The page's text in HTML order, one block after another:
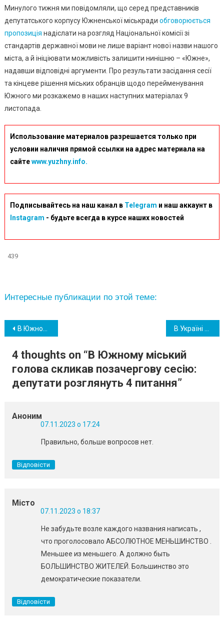
Минулого тижня ми повідомляли, що серед представників
депутатського корпусу Южненської міськради обговорюється
пропозиція надіслати на розгляд Національної комісії зі
стандартів державної мови не лише варіант нової назви нашого
міста, а й ініціювати можливість залишити нинішню – «Южне»,
надавши відповідні аргументи. Про результати засідання сесії
та кінцеве рішення міських обранців щодо перейменування
Южного ми розкажемо в наших наступних матеріалах 9
листопада.
Использование материалов разрешается только при
условии наличия прямой ссылки на адрес материала на
сайтеwww.yuzhny.info.
Подписывайтесь на наш канал в Telegram и наш аккаунт в
Instagram - будьте всегда в курсе наших новостей
439
Интересные публикации по этой теме:
Навігація
записів
В Южному озвучили, скільки немовлят народилося в жовтні цього року В Україні почала діяти заборона на феєрверки та петарди
4 thoughts on “ В Южному міський
голова скликав позачергову сесію:
депутати розглянуть 4 питання”
Аноним
07.11.2023 о 17:24
Правильно, больше вопросов нет.
Відповісти
Місто
07.11.2023 о 18:37
Не забудьте возле каждого названия написать ,
что проголосовало АБСОЛЮТНОЕ МЕНЬШИНСТВО .
Меньшее из меньшего. А должно быть
БОЛЬШИНСТВО ЖИТЕЛЕЙ. Большинство это
демократические показатели.
Відповісти